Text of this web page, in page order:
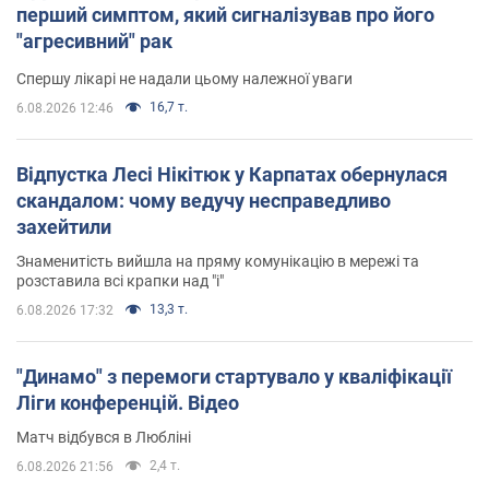
перший симптом, який сигналізував про його
"агресивний" рак
Спершу лікарі не надали цьому належної уваги
6.08.2026 12:46 16,7 т.
Відпустка Лесі Нікітюк у Карпатах обернулася
скандалом: чому ведучу несправедливо
захейтили
Знаменитість вийшла на пряму комунікацію в мережі та
розставила всі крапки над "і"
6.08.2026 17:32 13,3 т.
"Динамо" з перемоги стартувало у кваліфікації
Ліги конференцій. Відео
Матч відбувся в Любліні
6.08.2026 21:56 2,4 т.